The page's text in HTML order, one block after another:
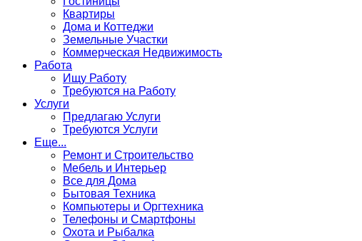
Квартиры
Дома и Коттеджи
Земельные Участки
Коммерческая Недвижимость
Работа
Ищу Работу
Требуются на Работу
Услуги
Предлагаю Услуги
Требуются Услуги
Еще...
Ремонт и Строительство
Мебель и Интерьер
Все для Дома
Бытовая Техника
Компьютеры и Оргтехника
Телефоны и Смартфоны
Охота и Рыбалка